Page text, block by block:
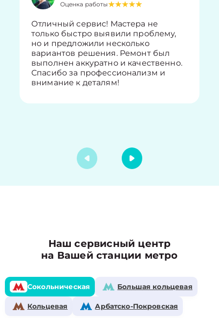
Оценка работы
Отличный сервис! Мастера не
только быстро выявили проблему,
но и предложили несколько
вариантов решения. Ремонт был
выполнен аккуратно и качественно.
Спасибо за профессионализм и
внимание к деталям!
Наш сервисный центр
на Вашей станции метро
Сокольническая Большая кольцевая
Кольцевая Арбатско-Покровская